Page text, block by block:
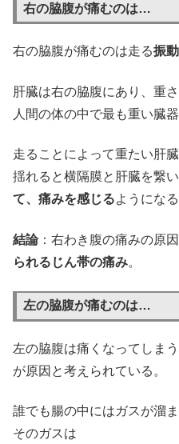
右の脇腹が痛むのは…
右の脇腹が痛むのは走る振
肝臓は右の脇腹にあり、重
人間の体の中で最も重い臓器
走ることによって重たい肝臓
揺れると横隔膜と肝臓を繋
て、痛みを感じるようになる
結論：右わき腹の痛みの原
られるじん帯の痛み。
左の脇腹が痛むのは…
左の脇腹は痛くなってしまう
が原因と考えられている。
誰でも腸の中にはガスが溜ま
そのガスは